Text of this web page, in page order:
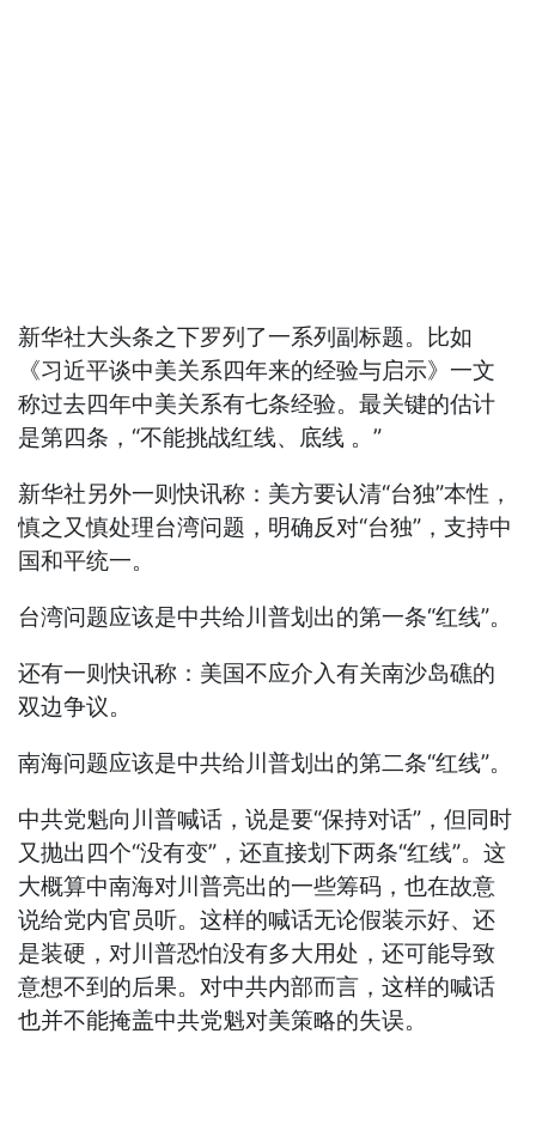
新华社大头条之下罗列了一系列副标题。比如
《习近平谈中美关系四年来的经验与启示》一文
称过去四年中美关系有七条经验。最关键的估计
是第四条，“不能挑战红线、底线 。”
新华社另外一则快讯称：美方要认清“台独”本性，
慎之又慎处理台湾问题，明确反对“台独”，支持中
国和平统一。
台湾问题应该是中共给川普划出的第一条“红线”。
还有一则快讯称：美国不应介入有关南沙岛礁的
双边争议。
南海问题应该是中共给川普划出的第二条“红线”。
中共党魁向川普喊话，说是要“保持对话”，但同时
又抛出四个“没有变”，还直接划下两条“红线”。这
大概算中南海对川普亮出的一些筹码，也在故意
说给党内官员听。这样的喊话无论假装示好、还
是装硬，对川普恐怕没有多大用处，还可能导致
意想不到的后果。对中共内部而言，这样的喊话
也并不能掩盖中共党魁对美策略的失误。